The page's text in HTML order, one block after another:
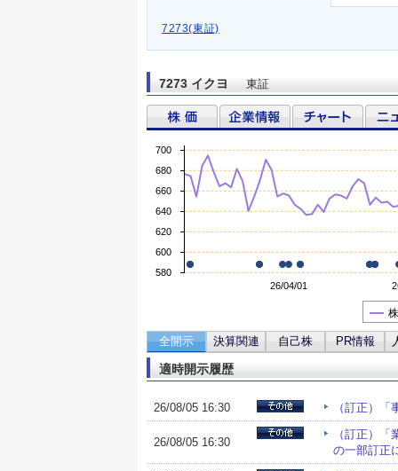
7273(東証)
7273 イクヨ 東証